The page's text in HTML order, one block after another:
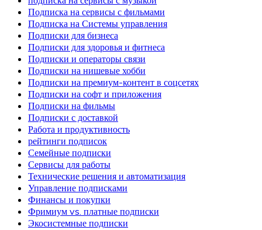
Подписка на сервисы с фильмами
Подписка на Системы управления
Подписки для бизнеса
Подписки для здоровья и фитнеса
Подписки и операторы связи
Подписки на нишевые хобби
Подписки на премиум-контент в соцсетях
Подписки на софт и приложения
Подписки на фильмы
Подписки с доставкой
Работа и продуктивность
рейтинги подписок
Семейные подписки
Сервисы для работы
Технические решения и автоматизация
Управление подписками
Финансы и покупки
Фримиум vs. платные подписки
Экосистемные подписки